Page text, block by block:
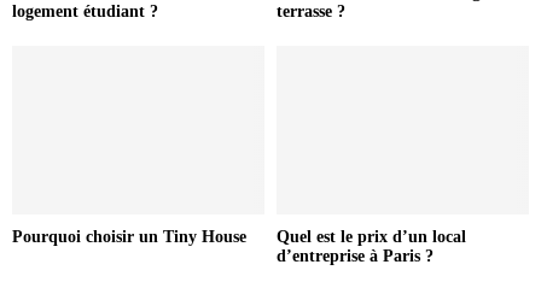
logement étudiant ?
terrasse ?
Pourquoi choisir un Tiny House
Quel est le prix d’un local
d’entreprise à Paris ?